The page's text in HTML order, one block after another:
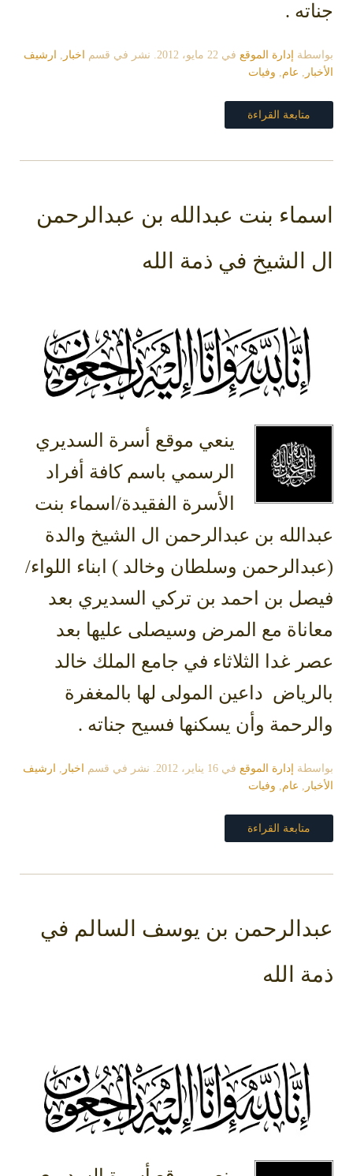
جناته .
بواسطة إدارة الموقع في 22 مايو، 2012 . نشر في قسم اخبار ,
ارشيف
الأخبار , عام, وفيات
متابعة القراءة
اسماء بنت عبدالله بن عبدالرحمن
ال الشيخ في ذمة الله
ينعي موقع أسرة السديري
الرسمي باسم كافة أفراد
الأسرة الفقيدة/اسماء بنت
عبدالله بن عبدالرحمن ال الشيخ والدة
(عبدالرحمن وسلطان وخالد ) ابناء اللواء/
فيصل بن احمد بن تركي السديري بعد
معاناة مع المرض وسيصلى عليها بعد
عصر غدا الثلاثاء في جامع الملك خالد
بالرياض داعين المولى لها بالمغفرة
والرحمة وأن يسكنها فسيح جناته .
بواسطة إدارة الموقع في 16 يناير، 2012 . نشر في قسم اخبار ,
ارشيف
الأخبار , عام, وفيات
متابعة القراءة
عبدالرحمن بن يوسف السالم في
ذمة الله